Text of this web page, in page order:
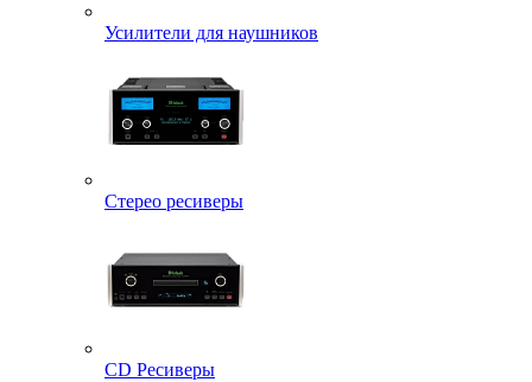
Усилители для наушников
Стерео ресиверы
CD Ресиверы